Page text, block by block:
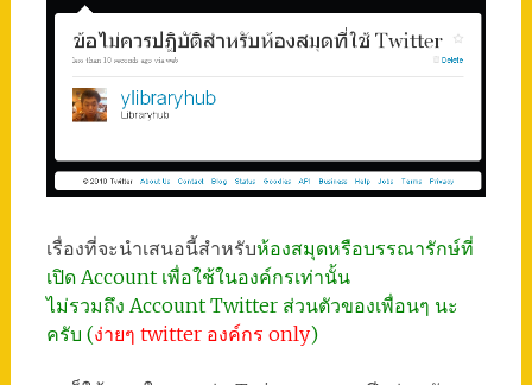
เรื่องที่จะนำเสนอนี้สำหรับห้องสมุดหรือบรรณารักษ์ที่
เปิด Account เพื่อใช้ในองค์กรเท่านั้น
ไม่รวมถึง Account Twitter ส่วนตัวของเพื่อนๆ นะ
ครับ (ง่ายๆ twitter องค์กร only)